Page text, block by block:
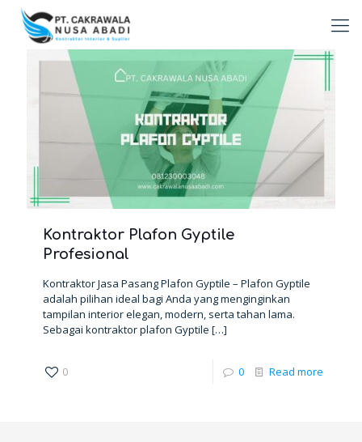
Kontraktor Plafon Gyptile
Profesional
Kontraktor Jasa Pasang Plafon Gyptile – Plafon Gyptile
adalah pilihan ideal bagi Anda yang menginginkan
tampilan interior elegan, modern, serta tahan lama.
Sebagai kontraktor plafon Gyptile […]
0 0 Read more